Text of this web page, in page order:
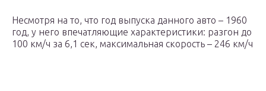
Несмотря на то, что год выпуска данного авто – 1960
год, у него впечатляющие характеристики: разгон до
100 км/ч за 6,1 сек, максимальная скорость – 246 км/ч